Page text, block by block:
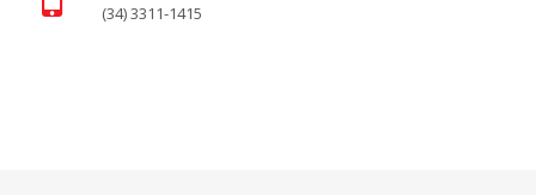
(34) 3311-1415